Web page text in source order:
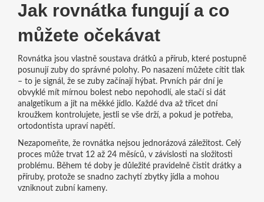
Jak rovnátka fungují a co
můžete očekávat
Rovnátka jsou vlastně soustava drátků a přírub, které postupně
posunují zuby do správné polohy. Po nasazení můžete cítit tlak
– to je signál, že se zuby začínají hýbat. Prvních pár dní je
obvyklé mít mírnou bolest nebo nepohodlí, ale stačí si dát
analgetikum a jít na měkké jídlo. Každé dva až třicet dní
kroužkem kontrolujete, jestli se vše drží, a pokud je potřeba,
ortodontista upraví napětí.
Nezapomeňte, že rovnátka nejsou jednorázová záležitost. Celý
proces může trvat 12 až 24 měsíců, v závislosti na složitosti
problému. Během té doby je důležité pravidelně čistit drátky a
příruby, protože se snadno zachytí zbytky jídla a mohou
vzniknout zubní kameny.